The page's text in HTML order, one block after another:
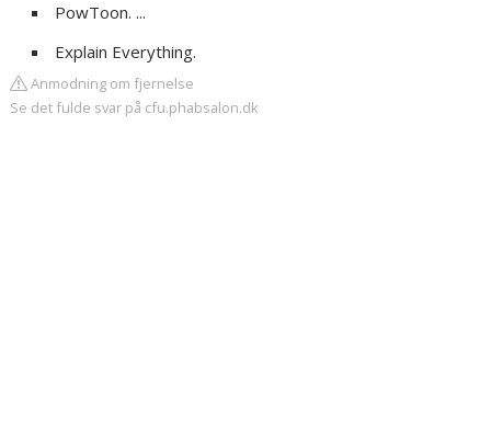
PowToon. ...
Explain Everything.
Anmodning om fjernelse
Se det fulde svar på cfu.phabsalon.dk